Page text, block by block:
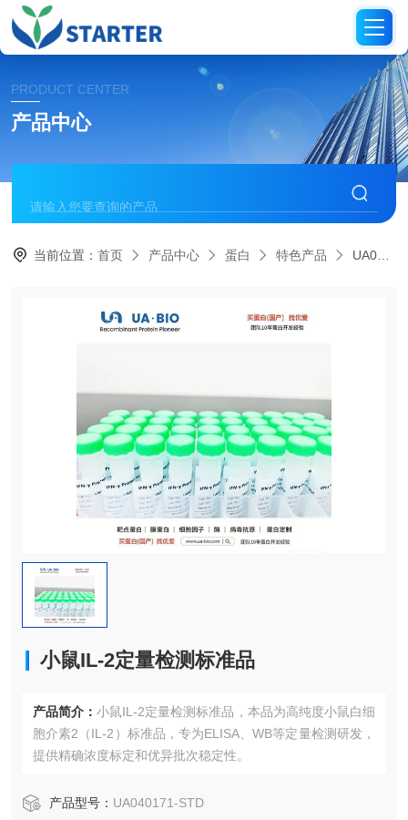
PRODUCT CENTER
产品中心
当前位置：首页 产品中心 蛋白 特色产品 UA040171-STD小鼠IL-2定量检测标准品
小鼠IL-2定量检测标准品
产品简介： 小鼠IL-2定量检测标准品，本品为高纯度小鼠白细
胞介素2（IL-2）标准品，专为ELISA、WB等定量检测研发，
提供精确浓度标定和优异批次稳定性。
产品型号： UA040171-STD